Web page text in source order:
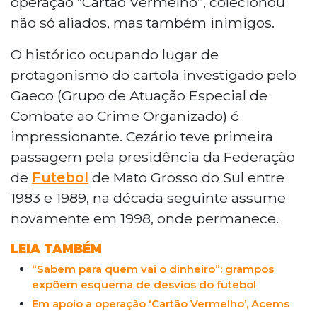
não só aliados, mas também inimigos.
O histórico ocupando lugar de
protagonismo do cartola investigado pelo
Gaeco (Grupo de Atuação Especial de
Combate ao Crime Organizado) é
impressionante. Cezário teve primeira
passagem pela presidência da Federação
de Futebol de Mato Grosso do Sul entre
1983 e 1989, na década seguinte assume
novamente em 1998, onde permanece.
LEIA TAMBÉM
“Sabem para quem vai o dinheiro”: grampos
expõem esquema de desvios do futebol
Em apoio a operação ‘Cartão Vermelho’, Acems